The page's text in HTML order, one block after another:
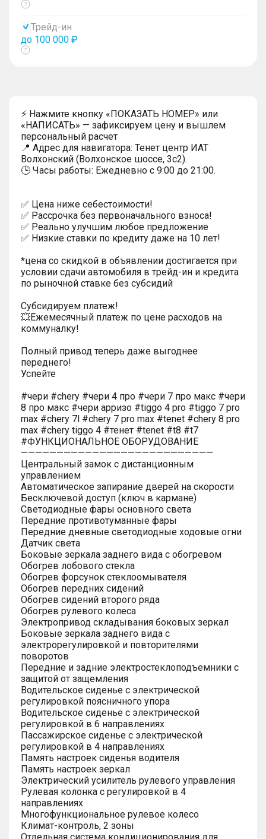
Показать
Трейд-ин
до 100 000 ₽
Показать
⚡ Нажмите кнопку «ПОКАЗАТЬ НОМЕР» или
«НАПИСАТЬ» — зафиксируем цену и вышлем
персональный расчет
📍 Адрес для навигатора: Тенет центр ИАТ
Волхонский (Волхонское шоссе, 3с2).
🕒 Часы работы: Ежедневно с 9:00 до 21:00.
✅ Цена ниже себестоимости!
✅ Рассрочка без первоначального взноса!
✅ Реально улучшим любое предложение
✅ Низкие ставки по кредиту даже на 10 лет!
*цена со скидкой в объявлении достигается при
условии сдачи автомобиля в трейд-ин и кредита
по рыночной ставке без субсидий
Субсидируем платеж!
💥Ежемесячный платеж по цене расходов на
коммуналку!
Полный привод теперь даже выгоднее
переднего!
Успейте
#чери #chery #чери 4 про #чери 7 про макс #чери
8 про макс #чери арризо #tiggo 4 pro #tiggo 7 pro
max #chery 7l #chery 7 pro max #tenet #chery 8 pro
max #chery tiggo 4 #тенет #tenet #t8 #t7
#ФУНКЦИОНАЛЬНОЕ ОБОРУДОВАНИЕ
———————————————————————————
Центральный замок с дистанционным
управлением
Автоматическое запирание дверей на скорости
Бесключевой доступ (ключ в кармане)
Светодиодные фары основного света
Передние противотуманные фары
Передние дневные светодиодные ходовые огни
Датчик света
Боковые зеркала заднего вида с обогревом
Обогрев лобового стекла
Обогрев форсунок стеклоомывателя
Обогрев передних сидений
Обогрев сидений второго ряда
Обогрев рулевого колеса
Электропривод складывания боковых зеркал
Боковые зеркала заднего вида с
электрорегулировкой и повторителями
поворотов
Передние и задние электростеклоподъемники с
защитой от защемления
Водительское сиденье с электрической
регулировкой поясничного упора
Водительское сиденье с электрической
регулировкой в 6 направлениях
Пассажирское сиденье с электрической
регулировкой в 4 направлениях
Память настроек сиденья водителя
Память настроек зеркал
Электрический усилитель рулевого управления
Рулевая колонка с регулировкой в 4
направлениях
Многофункциональное рулевое колесо
Климат-контроль, 2 зоны
Отдельная система кондиционирования для